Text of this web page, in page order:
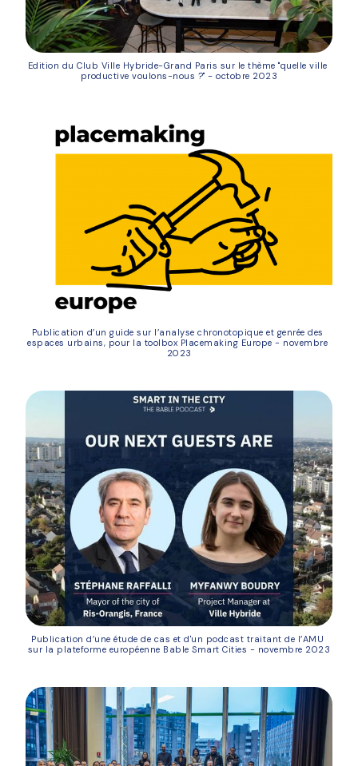
Edition du Club Ville Hybride-Grand Paris sur le thème "quelle ville
productive voulons-nous ?" - octobre 2023
Publication d’un guide sur l’analyse chronotopique et genrée des
espaces urbains, pour la toolbox Placemaking Europe - novembre
2023
Publication d’une étude de cas et d'un podcast traitant de l’AMU
sur la plateforme européenne Bable Smart Cities - novembre 2023